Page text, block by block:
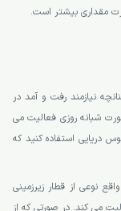
مقداری بیشتر است.
نیازمند رفت و آمد در
شبانه روزی فعالیت می
دریایی استفاده کنید که
نوعی از قطار زیرزمینی